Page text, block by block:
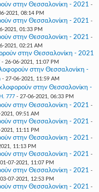
στην Θεσσαλονίκη - 2021 -
2021, 08:14 PM
στην Θεσσαλονίκη - 2021 -
2021, 01:33 PM
στην Θεσσαλονίκη - 2021 -
2021, 02:21 AM
στην Θεσσαλονίκη - 2021
- 26-06-2021, 11:07 PM
στην Θεσσαλονίκη -
- 27-06-2021, 11:59 AM
στην Θεσσαλονίκη -
777 - 27-06-2021, 06:33 PM
στην Θεσσαλονίκη - 2021 -
09:51 AM
στην Θεσσαλονίκη - 2021 -
11:11 PM
στην Θεσσαλονίκη - 2021 -
11:13 PM
στην Θεσσαλονίκη - 2021 -
07-2021, 11:07 PM
στην Θεσσαλονίκη - 2021 -
07-2021, 12:53 PM
στην Θεσσαλονίκη - 2021 -